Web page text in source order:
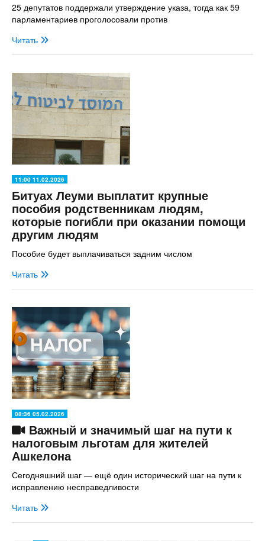
25 депутатов поддержали утверждение указа, тогда как 59
парламентариев проголосовали против
Читать
11:00 11.02.2026
Битуах Леуми выплатит крупные
пособия родственникам людям,
которые погибли при оказании помощи
другим людям
Пособие будет выплачиваться задним числом
Читать
08:36 05.02.2026
Важный и значимый шаг на пути к
налоговым льготам для жителей
Ашкелона
Сегодняшний шаг — ещё один исторический шаг на пути к
исправлению несправедливости
Читать